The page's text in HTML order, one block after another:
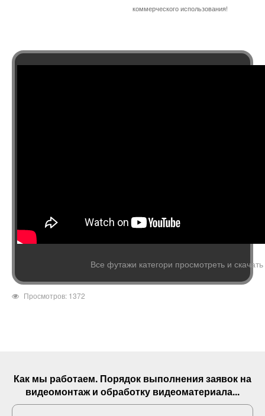
коммерческого использования!
Все футажи категори просмотреть и скачать
Просмотров: 1372
Как мы работаем. Порядок выполнениязаявок на
видеомонтаж и обработку видеоматериала...